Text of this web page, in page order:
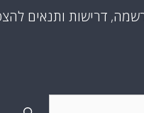
דרישות ותנאים